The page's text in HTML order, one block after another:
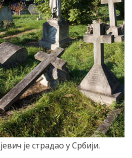
је страдао у Србији.